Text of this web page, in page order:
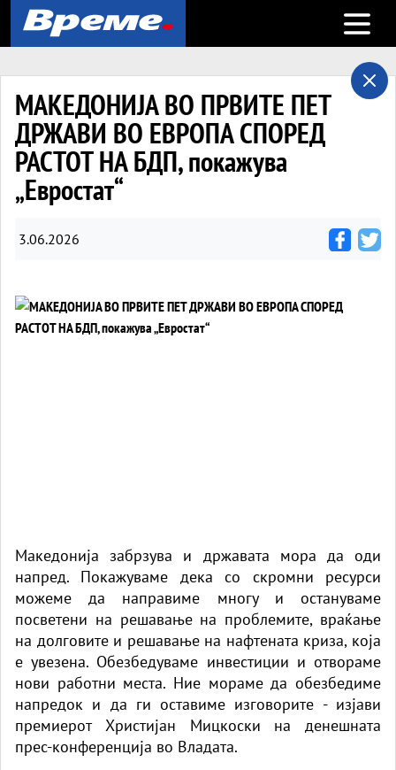
Open
МАКЕДОНИЈА ВО ПРВИТЕ ПЕТ
ДРЖАВИ ВО ЕВРОПА СПОРЕД
РАСТОТ НА БДП, покажува
„Евростат“
3.06.2026
Македонија забрзува и државата мора да оди
напред. Покажуваме дека со скромни ресурси
можеме да направиме многу и остануваме
посветени на решавање на проблемите, враќање
на долговите и решавање на нафтената криза, која
е увезена. Обезбедуваме инвестиции и отвораме
нови работни места. Ние мораме да обезбедиме
напредок и да ги оставиме изговорите - изјави
премиерот Христијан Мицкоски на денешната
прес-конференција во Владата.